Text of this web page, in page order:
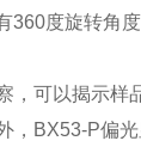
360度旋转角
，可以揭示样
， BX53-P偏